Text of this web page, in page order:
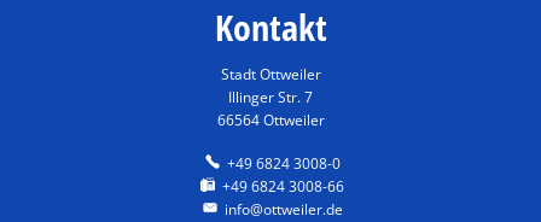
Kontakt
Stadt Ottweiler
Illinger Str. 7
66564 Ottweiler
+49 6824 3008-0
+49 6824 3008-66
info@ottweiler.de